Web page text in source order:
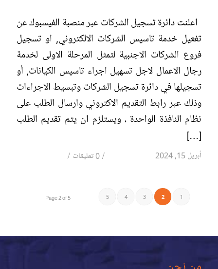
اعلنت دائرة تسجيل الشركات عبر منصبة الفيسبوك عن
تفعيل خدمة تاسيس الشركات الالكتروني, او تسجيل
فروع الشركات الاجنبية لتمثل المرحلة الاولى لخدمة
رجال الاعمال لاجل تسهيل اجراء تاسيس الكيانات, أو
تسجيلها في دائرة تسجيل الشركات وتبسيط الاجراءات
وذلك عبر رابط التقديم الاكتروني وارسال الطلب على
نظام النافذة الواحدة ، ويستلزم ان يتم تقديم الطلب
[…]
أبريل 15, 2024 / 0 تعليقات /
Page 2 of 5 1
2
3
4
5